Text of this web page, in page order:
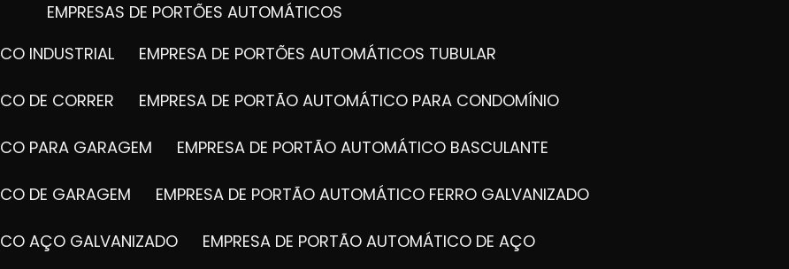
EMPRESAS DE PORTÕES AUTOMÁTICOS
INDUSTRIAL
EMPRESA DE PORTÕES AUTOMÁTICOS TUBULAR
DE CORRER EMPRESA DE PORTÃO AUTOMÁTICO PARA CONDOMÍNIO
PARA GARAGEM EMPRESA DE PORTÃO AUTOMÁTICO BASCULANTE
DE GARAGEM EMPRESA DE PORTÃO AUTOMÁTICO FERRO GALVANIZADO
AÇO GALVANIZADO EMPRESA DE PORTÃO AUTOMÁTICO DE AÇO